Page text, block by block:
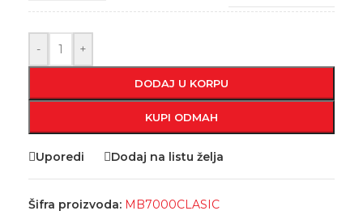
- +
DODAJ U KORPU
KUPI ODMAH
Uporedi Dodaj na listu želja
Šifra proizvoda: MB7000CLASIC